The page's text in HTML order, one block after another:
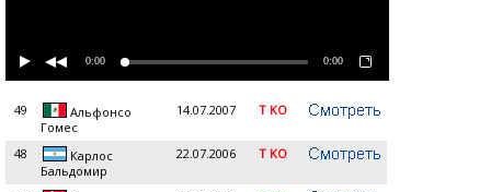
0:00 0:00
49
Альфонсо
Гомес
14.07.2007 T KO
48
Карлос
Бальдомир
22.07.2006 T KO